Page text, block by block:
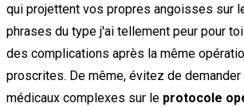
qui projettent vos propres angoisses sur
phrases du type j'ai tellement peur pour
des complications après la même
proscrites. De même, évitez de
médicaux complexes sur le protocole